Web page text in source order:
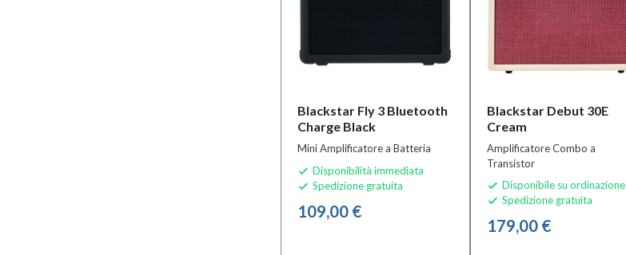
Blackstar Fly 3 Bluetooth
Charge Black
Mini Amplificatore a Batteria
 Disponibilità immediata
 Spedizione gratuita
109,00 €
Blackstar Debut 30E
Cream
Amplificatore Combo a
Transistor
 Disponibile su ordinazione
 Spedizione gratuita
179,00 €